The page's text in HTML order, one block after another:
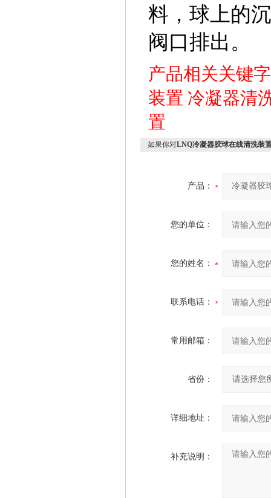
料，球上的
阀口排出。
产品相关关键
装置 冷凝器清
置
如果你对LNQ冷凝器胶球在线清洗装
产品：
您的单位：
您的姓名：
联系电话：
常用邮箱：
省份：
详细地址：
补充说明：